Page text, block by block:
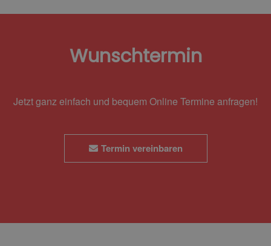
Wunschtermin
Jetzt ganz einfach und bequem Online Termine anfragen!
Termin vereinbaren